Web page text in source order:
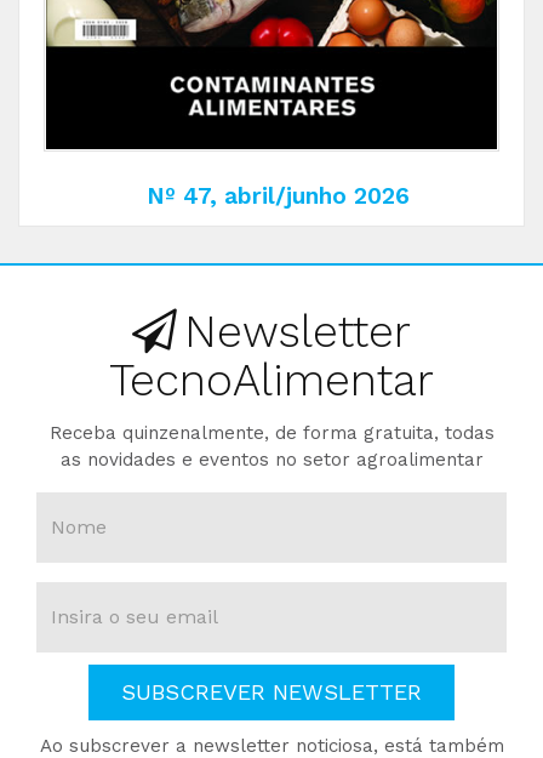
Nº 47, abril/junho 2026
Newsletter
TecnoAlimentar
Receba quinzenalmente, de forma gratuita, todas
as novidades e eventos no setor agroalimentar
SUBSCREVER NEWSLETTER
Ao subscrever a newsletter noticiosa, está também